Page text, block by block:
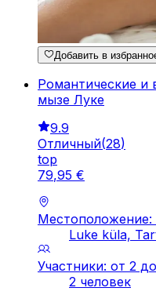
Добавить в
Романтические и
мызе Луке
9.9
Отличный(28)
top
79,95 €
Местоположение:
Luke küla,
Участники: от 2
2 человек